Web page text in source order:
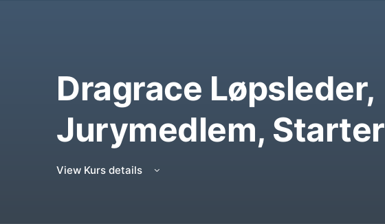
Dragrace Løpsleder,
Jurymedlem, Starter
View Kurs details